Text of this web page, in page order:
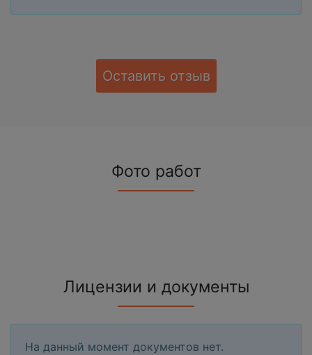
Оставить отзыв
Фото работ
Лицензии и документы
На данный момент документов нет.